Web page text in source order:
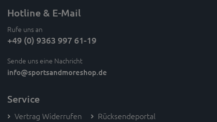
Hotline & E-Mail
Rufe uns an
+49 (0) 9363 997 61-19
Sende uns eine Nachricht
info@sportsandmoreshop.de
Service
Vertrag Widerrufen
Rücksendeportal